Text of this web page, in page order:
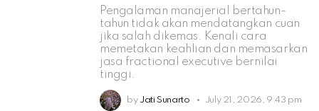
Pengalaman manajerial bertahun-
tahun tidak akan mendatangkan cuan
jika salah dikemas. Kenali cara
memetakan keahlian dan memasarkan
jasa fractional executive bernilai
tinggi.
by Jati Sunarto July 21, 2026, 9:43 pm